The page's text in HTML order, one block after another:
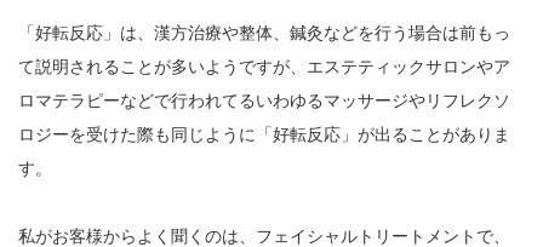
「好転反応」は、漢方治療や整体、鍼灸などを行う場合は前もっ
て説明されることが多いようですが、エステティックサロンやア
ロマテラピーなどで行われてるいわゆるマッサージやリフレクソ
ロジーを受けた際も同じように「好転反応」が出ることがありま
す。
私がお客様からよく聞くのは、フェイシャルトリートメントで、